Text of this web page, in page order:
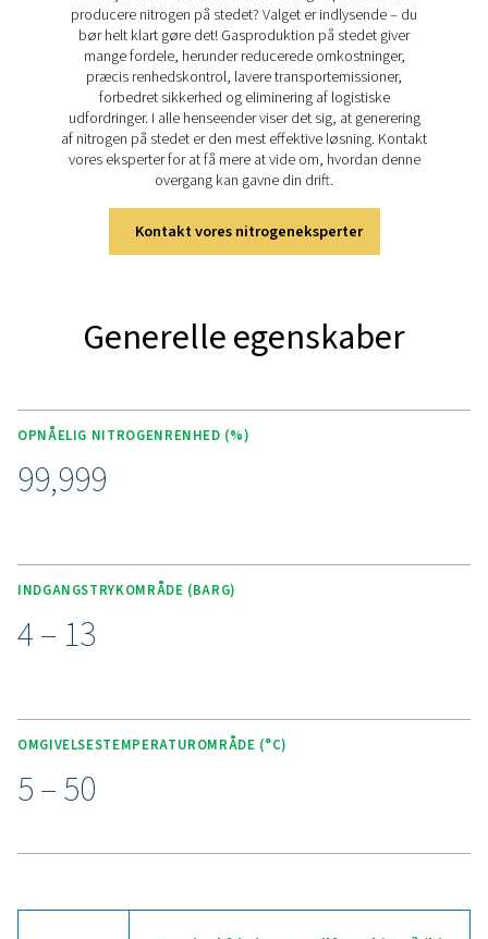
Tilsammen giver disse muligheder dybere indsigt i dit
ydeevne, hvilket hjælper med at sikre, at din
forbliver konstant tør, ren og effektiv, selv i de mest
miljøer.
Avanceret styreenhed